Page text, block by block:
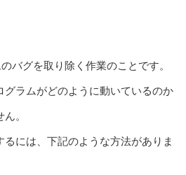
バグを取り除く作業のことです。
グラムがどのように動いているのか
。
には、下記のような方法がありま